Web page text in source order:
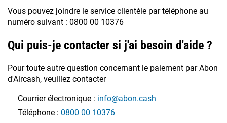
Vous pouvez joindre le service clientèle par téléphone au
numéro suivant : 0800 00 10376
Qui puis-je contacter si j'ai besoin d'aide ?
Pour toute autre question concernant le paiement par Abon
d'Aircash, veuillez contacter
Courrier électronique : info@abon.cash
Téléphone : 0800 00 10376